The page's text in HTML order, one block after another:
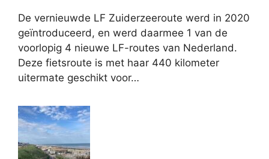
De vernieuwde LF Zuiderzeeroute werd in 2020
geïntroduceerd, en werd daarmee 1 van de
voorlopig 4 nieuwe LF-routes van Nederland.
Deze fietsroute is met haar 440 kilometer
uitermate geschikt voor…